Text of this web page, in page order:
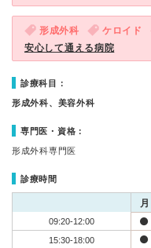
形成外科 ケロイド
安心して通える病院
診療科目：
形成外科、美容外科
専門医・資格：
形成外科専門医
診療時間
月
09:20-12:00
15:30-18:00